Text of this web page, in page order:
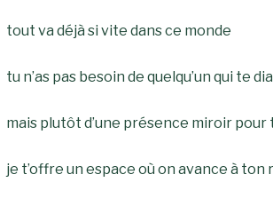
tout va déjà si vite dans ce monde
tu n’as pas besoin de quelqu’un qui te
mais plutôt d’une présence miroir
je t’offre un espace où on avance à ton